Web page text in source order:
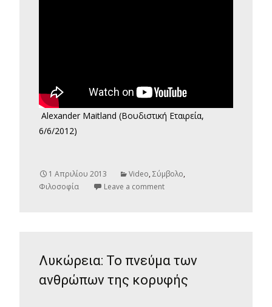
Alexander Maitland (Βουδιστική Εταιρεία,
6/6/2012)
1 Απριλίου 2013 Video, Σύμβολο,
Φιλοσοφία
Leave a comment
Λυκώρεια: Το πνεύμα των
ανθρώπων της κορυφής